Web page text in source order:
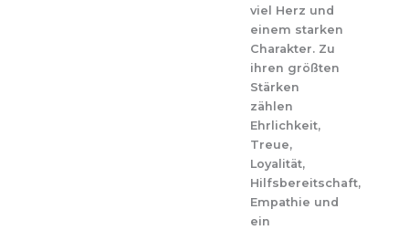
viel Herz und
einem starken
Charakter. Zu
ihren größten
Stärken
zählen
Ehrlichkeit,
Treue,
Loyalität,
Hilfsbereitschaft,
Empathie und
ein